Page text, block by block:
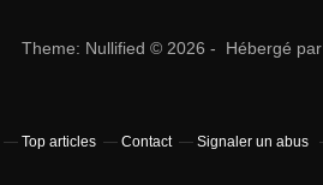
Theme: Nullified © 2026 - Hébergé par
Top articles Contact Signaler un abus